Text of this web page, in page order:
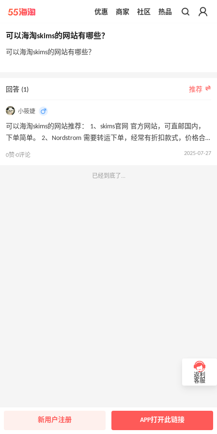
带你去官网买正品
优惠 商家 社区 热品
可以海淘skims的网站有哪些？
可以海淘skims的网站有哪些？
回答 (1) 推荐
小筱婕
可以海淘skims的网站推荐： 1、skims官网 官方网站，可直邮国内，
下单简单。 2、Nordstrom 需要转运下单，经常有折扣款式，价格合
适。 3、selfridges 经常有打折活动，能包税直邮国内，运费较贵。
Fifth Avenue 经常有打折活动，需要转运下单
0赞·0评论 2025-07-27
已经到底了...
返利
客服
新用户注册 APP打开此链接